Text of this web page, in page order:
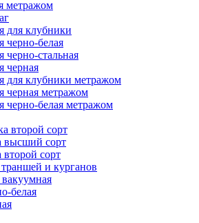
метражом
для клубники
черно-белая
стальная
черная
для клубники метражом
черная метражом
белая метражом
второй сорт
высший сорт
второй сорт
и курганов
белая